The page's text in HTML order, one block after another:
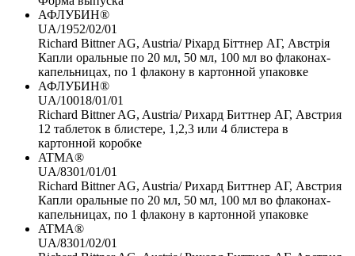
АФЛУБИН®
UA/1952/02/01
Richard Bittner AG, Austria/ Ріхард Біттнер АГ, Австрія
Капли оральные по 20 мл, 50 мл, 100 мл во флаконах-
капельницах, по 1 флакону в картонной упаковке
АФЛУБИН®
UA/10018/01/01
Richard Bittner AG, Austria/ Рихард Биттнер АГ, Австрия
12 таблеток в блистере, 1,2,3 или 4 блистера в
картонной коробке
ATMA®
UA/8301/01/01
Richard Bittner AG, Austria/ Рихард Биттнер АГ, Австрия
Капли оральные по 20 мл, 50 мл, 100 мл во флаконах-
капельницах, по 1 флакону в картонной упаковке
ATMA®
UA/8301/02/01